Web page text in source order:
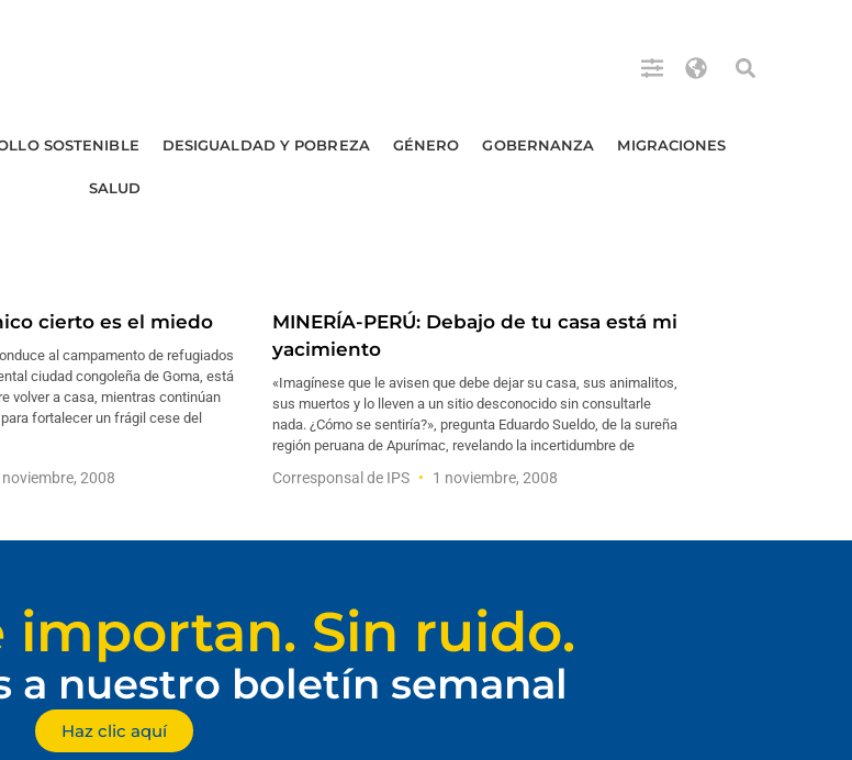
SOSTENIBLE DESIGUALDAD Y POBREZA GÉNERO GOBERNANZA MIGRACIONES
SALUD
cierto es el miedo
al campamento de refugiados
ciudad congoleña de Goma, está
volver a casa, mientras continúan
fortalecer un frágil cese del
noviembre, 2008
MINERÍA-PERÚ: Debajo de tu casa está mi
yacimiento
«Imagínese que le avisen que debe dejar su casa, sus animalitos,
sus muertos y lo lleven a un sitio desconocido sin consultarle
nada. ¿Cómo se sentiría?», pregunta Eduardo Sueldo, de la sureña
región peruana de Apurímac, revelando la incertidumbre de
Corresponsal de IPS 1 noviembre, 2008
importan. Sin ruido.
a nuestro boletín semanal
Haz clic aquí